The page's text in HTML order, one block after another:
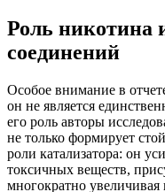
Роль никотина
соединений
Особое внимание в
он не является
его роль авторы
не только формирует
роли катализатора: он
токсичных веществ,
многократно